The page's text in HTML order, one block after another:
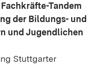
Tandem
der Bildungs- und
und Jugendlichen
Stuttgarter